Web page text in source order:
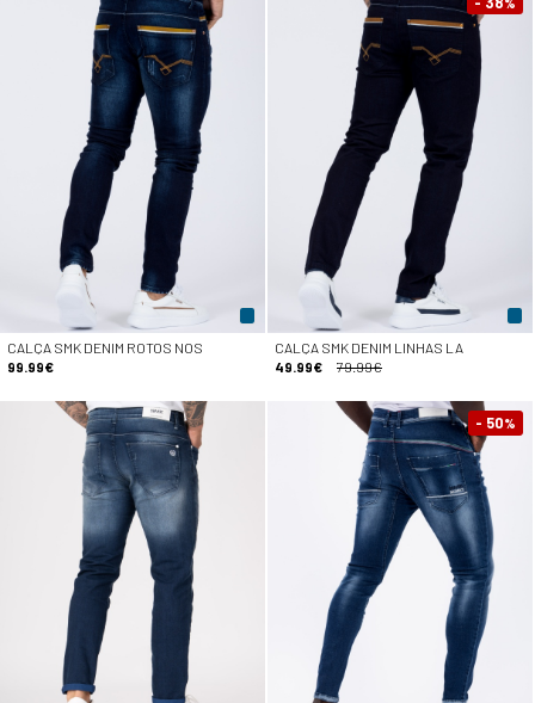
CALÇA SMK DENIM ROTOS NOS
99.99€
CALÇA SMK DENIM LINHAS LA
49.99€
79.99€
- 50%